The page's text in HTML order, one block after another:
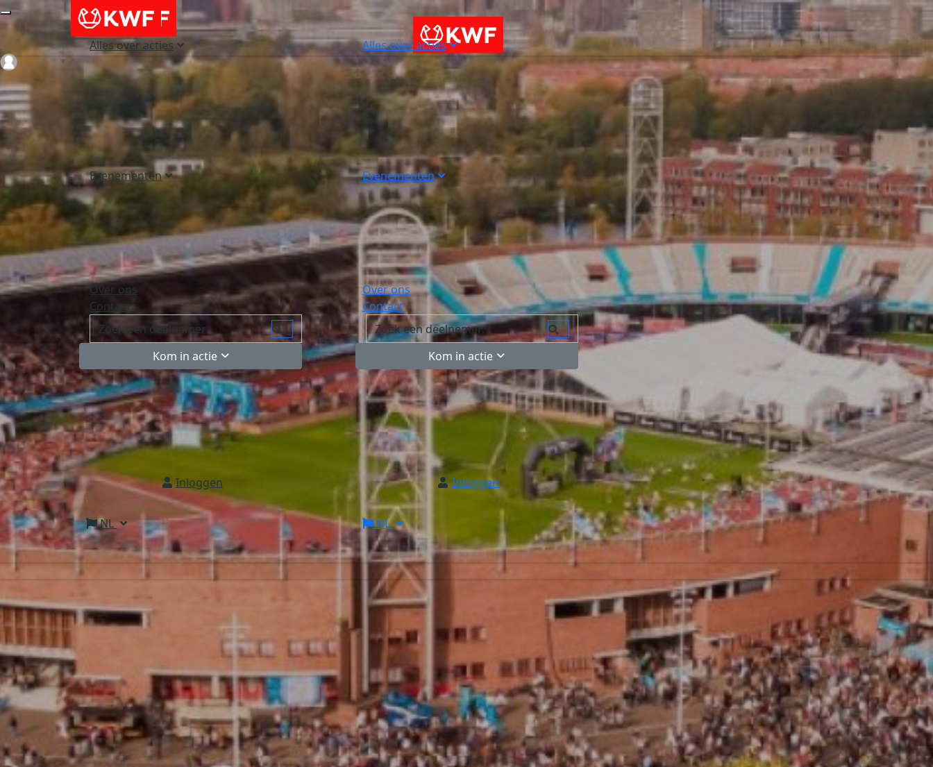
Alles over acties
Evenementen
Over ons
Contact
Kom in actie
Inloggen
NL
Alles over acties
Evenementen
Over ons
Contact
Kom in actie
Inloggen
NL
Login